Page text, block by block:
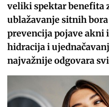
veliki spektar benefita
ublažavanje sitnih
prevencija pojave akni
hidracija i
najvažnije odgovara